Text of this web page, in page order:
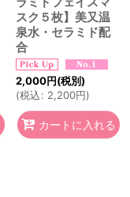
スク５枚】美又温
泉水・セラミド配
合
2,000円(税別)
(税込: 2,200円)
カートに入れる